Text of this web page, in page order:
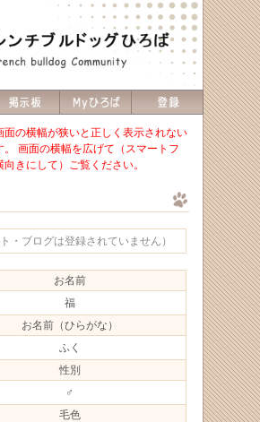
面の横幅が狭いと正しく表示されない
。 画面の横幅を広げて（スマートフ
きにして）ご覧ください。
ト・ブログは登録されていません）
お名前
福
お名前（ひらがな）
ふく
性別
♂
毛色